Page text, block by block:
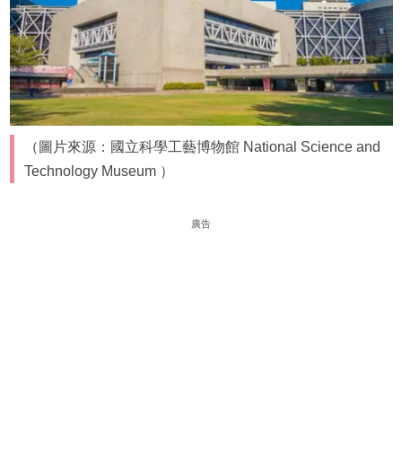
（圖片來源：國立科學工藝博物館 National Science and
Technology Museum ）
廣告